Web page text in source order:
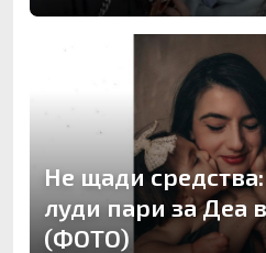
Не щади
луди пари за Деа
(ФОТО)